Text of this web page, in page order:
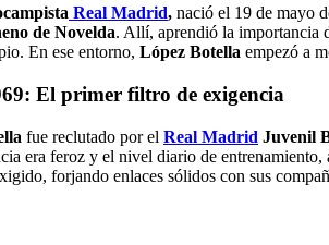
Real Madrid, nació el 19 de mayo
de Novelda. Allí, aprendió la importancia
En ese entorno, López Botella empezó a
El primer filtro de exigencia
fue reclutado por el Real Madrid Juvenil
era feroz y el nivel diario de
forjando enlaces sólidos con sus